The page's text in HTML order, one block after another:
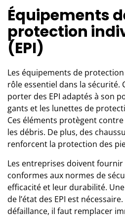
Équipements
protection
(EPI)
Les équipements de
rôle essentiel dans la sécurité.
porter des EPI adaptés à son
gants et les lunettes de
Ces éléments protègent
les débris. De plus, des
renforcent la protection des
Les entreprises doivent
conformes aux normes de
efficacité et leur durabilité.
de l’état des EPI est
défaillance, il faut remplacer